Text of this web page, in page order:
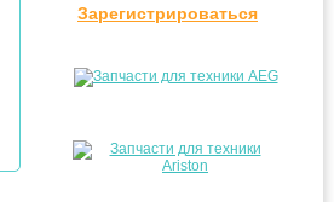
Зарегистрироваться